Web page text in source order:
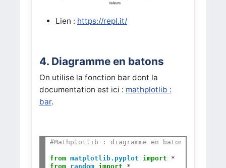
Lien : https://repl.it/
4. Diagramme en batons
On utilise la fonction bar dont la
documentation est ici : mathplotlib :
bar.
#Mathplotlib : diagramme en baton
from matplotlib.pyplot import
*
from random import *